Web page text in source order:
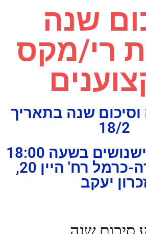
שנה
רי/מקס
שנה בתאריך
18/2
התכנסות ונישנושים בשעה 18:00
בביסטרו דה-כרמל רח' היין 20,
יעקב